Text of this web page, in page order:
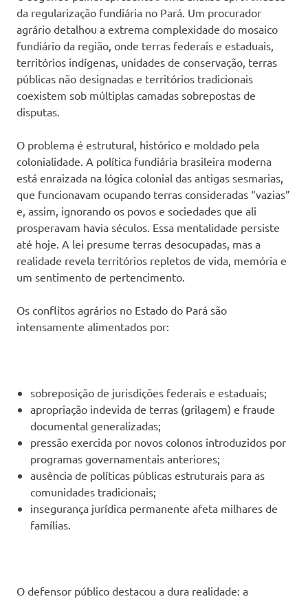
da regularização fundiária no Pará. Um procurador
agrário detalhou a extrema complexidade do mosaico
fundiário da região, onde terras federais e estaduais,
territórios indígenas, unidades de conservação, terras
públicas não designadas e territórios tradicionais
coexistem sob múltiplas camadas sobrepostas de
disputas.
O problema é estrutural, histórico e moldado pela
colonialidade. A política fundiária brasileira moderna
está enraizada na lógica colonial das antigas sesmarias,
que funcionavam ocupando terras consideradas “vazias”
e, assim, ignorando os povos e sociedades que ali
prosperavam havia séculos. Essa mentalidade persiste
até hoje. A lei presume terras desocupadas, mas a
realidade revela territórios repletos de vida, memória e
um sentimento de pertencimento.
Os conflitos agrários no Estado do Pará são
intensamente alimentados por:
sobreposição de jurisdições federais e estaduais;
apropriação indevida de terras (grilagem) e fraude
documental generalizadas;
pressão exercida por novos colonos introduzidos por
programas governamentais anteriores;
ausência de políticas públicas estruturais para as
comunidades tradicionais;
insegurança jurídica permanente afeta milhares de
famílias.
O defensor público destacou a dura realidade: a